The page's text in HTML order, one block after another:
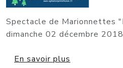
Spectacle de Marionnettes
dimanche 02 décembre
En savoir plus